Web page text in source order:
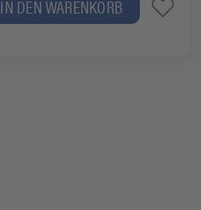
IN DEN WARENKORB